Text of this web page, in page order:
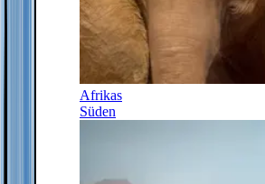
Afrikas
Süden